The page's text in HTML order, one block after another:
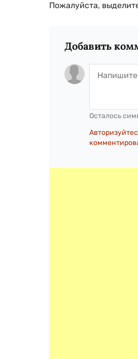
Пожалуйста,
Добавить
Осталось